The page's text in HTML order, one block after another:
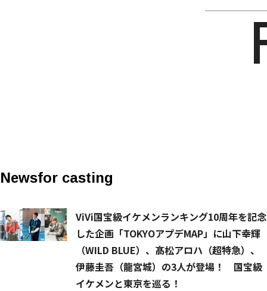
Newsfor casting
ViVi国宝級イケメンランキング10周年を記念
した企画「TOKYOアプデMAP」に山下幸輝
（WILD BLUE）、髙松アロハ（超特急）、
伊藤圭吾（龍宮城）の3人が登場！ 国宝級
イケメンと東京を巡る！